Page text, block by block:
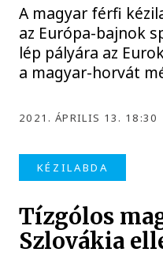
A magyar férfi
az Európa-bajnok
lép pályára az
a magyar-horvát
2021. ÁPRILIS 13. 18:30
KÉZILABDA
Tízgólos
Szlovákia